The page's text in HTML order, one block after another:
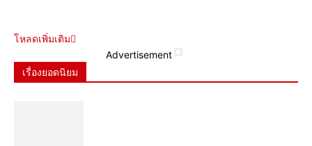
โหลดเพิ่มเติม
Advertisement
เรื่องยอดนิยม